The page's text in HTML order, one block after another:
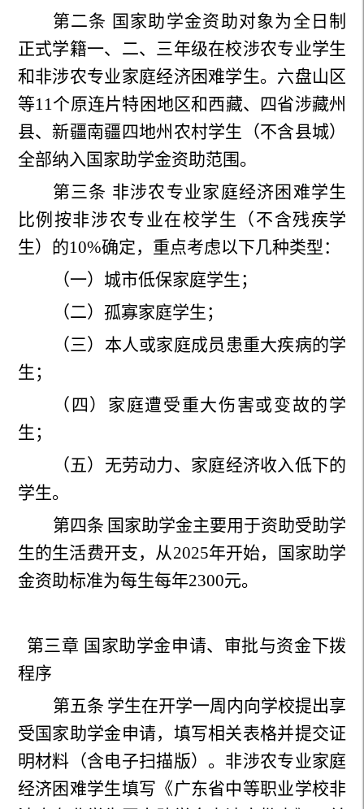
第二条 国家助学金资助对象为全日制
正式学籍一、二、三年级在校涉农专业学生
和非涉农专业家庭经济困难学生。六盘山区
等11个原连片特困地区和西藏、四省涉藏州
县、新疆南疆四地州农村学生（不含县城）
全部纳入国家助学金资助范围。
第三条 非涉农专业家庭经济困难学生
比例按非涉农专业在校学生（不含残疾学
生）的10%确定，重点考虑以下几种类型：
（一）城市低保家庭学生；
（二）孤寡家庭学生；
（三）本人或家庭成员患重大疾病的学
生；
（四）家庭遭受重大伤害或变故的学
生；
（五）无劳动力、家庭经济收入低下的
学生。
第四条 国家助学金主要用于资助受助学
生的生活费开支，从2025年开始，国家助学
金资助标准为每生每年2300元。
第三章 国家助学金申请、审批与资金下拨
程序
第五条 学生在开学一周内向学校提出享
受国家助学金申请，填写相关表格并提交证
明材料（含电子扫描版）。非涉农专业家庭
经济困难学生填写《广东省中等职业学校非